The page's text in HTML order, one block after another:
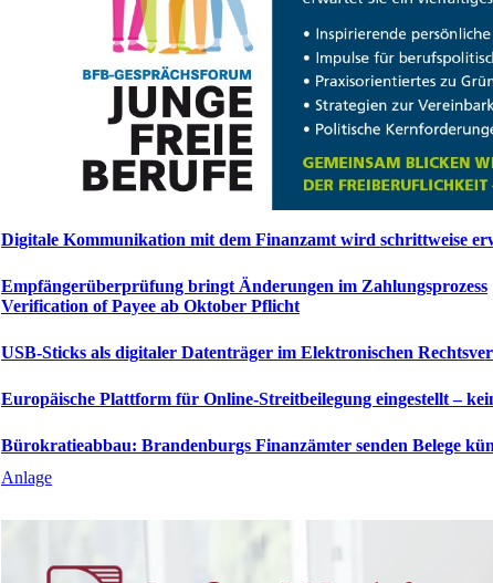
Digitale Kommunikation mit dem Finanzamt wird schrittweise
Empfängerüberprüfung bringt Änderungen im Zahlungsprozess
Verification of Payee ab Oktober Pflicht
USB-Sticks als digitaler Datenträger im Elektronischen
Europäische Plattform für Online-Streitbeilegung eingestellt –
Bürokratieabbau: Brandenburgs Finanzämter senden Belege
Anlage